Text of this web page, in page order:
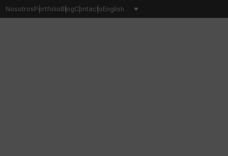
NosotrosPortfolioBlogContactoEnglish